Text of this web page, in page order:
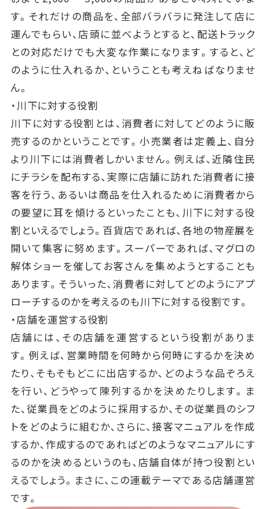
す。それだけの商品を、全部バラバラに発注して店に
運んでもらい、店頭に並べようとすると、配送トラック
との対応だけでも大変な作業になります。すると、ど
のように仕入れるか、ということも考えねばなりませ
ん。
・川下に対する役割
川下に対する役割とは、消費者に対してどのように販
売するのかということです。小売業者は定義上、自分
より川下には消費者しかいません。例えば、近隣住民
にチラシを配布する、実際に店舗に訪れた消費者に接
客を行う、あるいは商品を仕入れるために消費者から
の要望に耳を傾けるといったことも、川下に対する役
割といえるでしょう。百貨店であれば、各地の物産展を
開いて集客に努めます。スーパーであれば、マグロの
解体ショーを催してお客さんを集めようとすることも
あります。そういった、消費者に対してどのようにアプ
ローチするのかを考えるのも川下に対する役割です。
・店舗を運営する役割
店舗には、その店舗を運営するという役割がありま
す。例えば、営業時間を何時から何時にするかを決め
たり、そもそもどこに出店するか、どのような品ぞろえ
を行い、どうやって陳列するかを決めたりします。ま
た、従業員をどのように採用するか、その従業員のシフ
トをどのように組むか、さらに、接客マニュアルを作成
するか、作成するのであればどのようなマニュアルにす
るのかを決めるというのも、店舗自体が持つ役割とい
えるでしょう。まさに、この連載テーマである店舗運営
です。